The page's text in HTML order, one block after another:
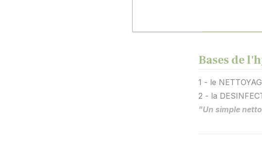
Bases de
1 - le
2 - la
"Un simple